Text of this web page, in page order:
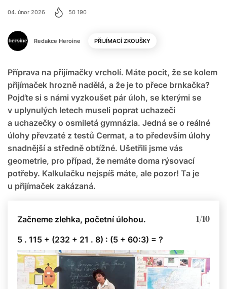
Redakce Heroine
04. únor 2026 50 190
PŘIJÍMACÍ ZKOUŠKY
Příprava na přijímačky vrcholí. Máte pocit, že se kolem
přijímaček hrozně nadělá, a že je to přece brnkačka?
Pojďte si s námi vyzkoušet pár úloh, se kterými se
v uplynulých letech museli poprat uchazeči
a uchazečky o osmiletá gymnázia. Jedná se o reálné
úlohy převzaté z testů Cermat, a to především úlohy
snadnější a středně obtížné. Ušetřili jsme vás
geometrie, pro případ, že nemáte doma rýsovací
potřeby. Kalkulačku nejspíš máte, ale pozor! Ta je
u přijímaček zakázaná.
Začneme zlehka, početní úlohou.
5 . 115 + (232 + 21 . 8) : (5 + 60:3) = ?
1/10